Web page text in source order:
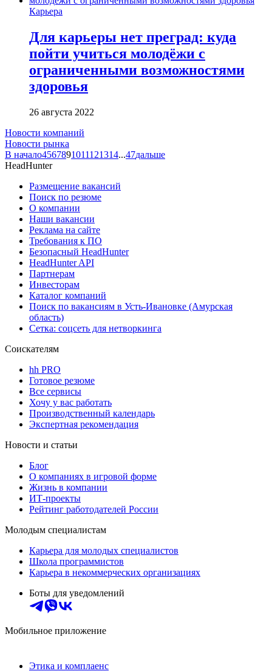
Карьера
Для карьеры нет преград: куда
пойти учиться молодёжи с
ограниченными возможностями
здоровья
26 августа 2022
Новости компаний
Новости рынка
В начало4567891011121314...47дальше
HeadHunter
Размещение вакансий
Поиск по резюме
О компании
Наши вакансии
Реклама на сайте
Требования к ПО
Безопасный HeadHunter
HeadHunter API
Партнерам
Инвесторам
Каталог компаний
Поиск по вакансиям в Усть-Ивановке (Амурская
область)
Сетка: соцсеть для нетворкинга
Соискателям
hh PRO
Готовое резюме
Все сервисы
Хочу у вас работать
Производственный календарь
Экспертная рекомендация
Новости и статьи
Блог
О компаниях в игровой форме
Жизнь в компании
ИТ-проекты
Рейтинг работодателей России
Молодым специалистам
Карьера для молодых специалистов
Школа программистов
Карьера в некоммерческих организациях
Боты для уведомлений
Мобильное приложение
Этика и комплаенс